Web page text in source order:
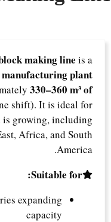
making lineis a
manufacturing plant
330–360 m³ of
shift). It is ideal for
is growing, including
Africa, and South
America.
Suitable for:
expanding
capacity